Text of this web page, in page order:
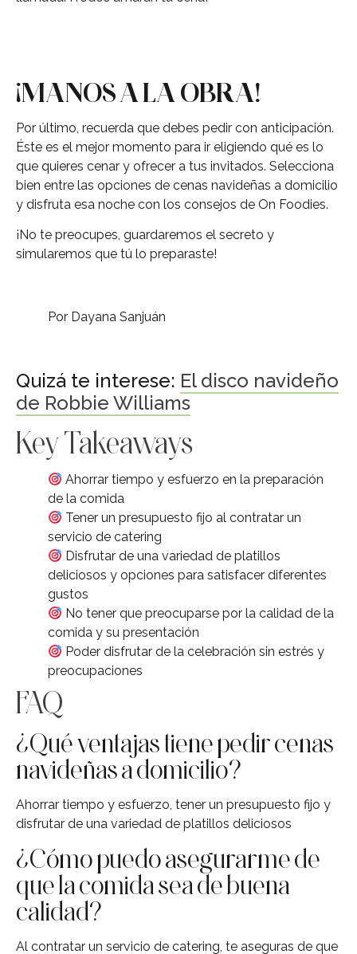
¡MANOS A LA OBRA!
Por último, recuerda que debes pedir con anticipación.
Éste es el mejor momento para ir eligiendo qué es lo
que quieres cenar y ofrecer a tus invitados. Selecciona
bien entre las opciones de cenas navideñas a domicilio
y disfruta esa noche con los consejos de On Foodies.
¡No te preocupes, guardaremos el secreto y
simularemos que tú lo preparaste!
Por Dayana Sanjuán
Quizá te interese: El disco navideño
de Robbie Williams
Key Takeaways
Ahorrar tiempo y esfuerzo en la preparación
de la comida
Tener un presupuesto fijo al contratar un
servicio de catering
Disfrutar de una variedad de platillos
deliciosos y opciones para satisfacer diferentes
gustos
No tener que preocuparse por la calidad de la
comida y su presentación
Poder disfrutar de la celebración sin estrés y
preocupaciones
FAQ
¿Qué ventajas tiene pedir cenas
navideñas a domicilio?
Ahorrar tiempo y esfuerzo, tener un presupuesto fijo y
disfrutar de una variedad de platillos deliciosos
¿Cómo puedo asegurarme de
que la comida sea de buena
calidad?
Al contratar un servicio de catering, te aseguras de que